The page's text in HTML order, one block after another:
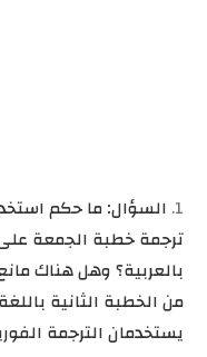
السؤال:ما حكم
ترجمة خطبة الجمعة
بالعربية؟ وهل هناك
من الخطبة الثانية
يستخدمان الترجمة